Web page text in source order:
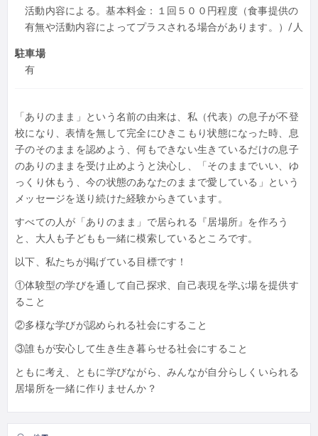
活動内容による。基本料金：１回５００円程度（食事提供の
有無や活動内容によってプラスされる場合があります。）/人
駐車場
有
「ありのまま」という名前の由来は、私（代表）の息子が不登
校になり、表情を無して完全にひきこもり状態になった時、息
子のそのままを認めよう、何もできない生きているだけの息子
のありのままを受け止めようと決心し、「そのままでいい、ゆ
っくり休もう、今の状態のあなたのままで愛している」という
メッセージを送り続けた経験からきています。
すべての人が「ありのまま」で居られる『居場所』を作ろう
と、大人も子どもも一緒に模索しているところです。
以下、私たちが掲げている目標です！
①体験型の学びを通して自己探求、自己表現を学ぶ場を提供す
ること
②多様な学びが認められる社会にすること
③誰もが安心して生き生き暮らせる社会にすること
ともに考え、ともに学びながら、みんなが自分らしくいられる
居場所を一緒に作りませんか？